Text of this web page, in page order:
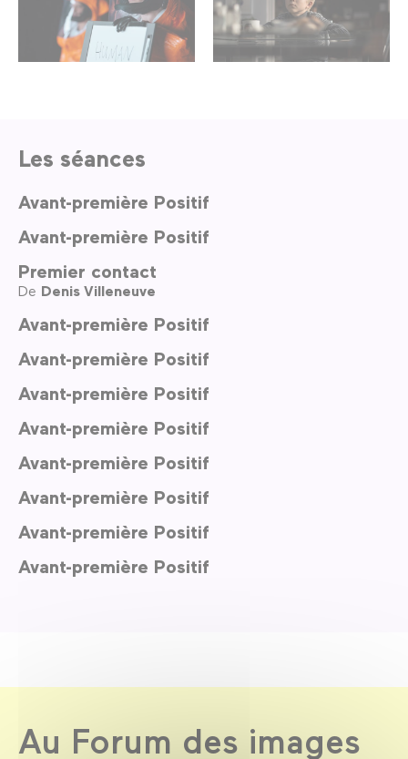
Les séances
Avant-première Positif
Avant-première Positif
Premier contact
De Denis Villeneuve
Avant-première Positif
Avant-première Positif
Avant-première Positif
Avant-première Positif
Avant-première Positif
Avant-première Positif
Avant-première Positif
Avant-première Positif
Au Forum des images